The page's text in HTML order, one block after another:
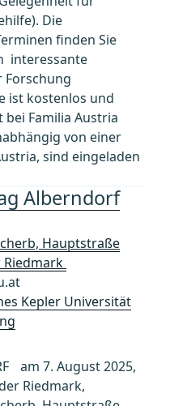
Die
finden Sie
interessante
Forschung
ist kostenlos und
Familia Austria
von einer
sind eingeladen
Alberndorf
Hauptstraße
Kepler Universität
am 7. August 2025,
Riedmark,